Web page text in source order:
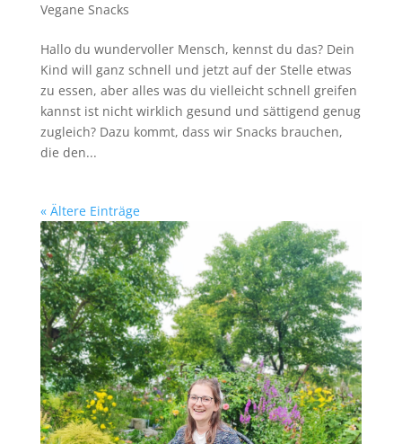
Vegane Snacks
Hallo du wundervoller Mensch, kennst du das? Dein
Kind will ganz schnell und jetzt auf der Stelle etwas
zu essen, aber alles was du vielleicht schnell greifen
kannst ist nicht wirklich gesund und sättigend genug
zugleich? Dazu kommt, dass wir Snacks brauchen,
die den...
« Ältere Einträge